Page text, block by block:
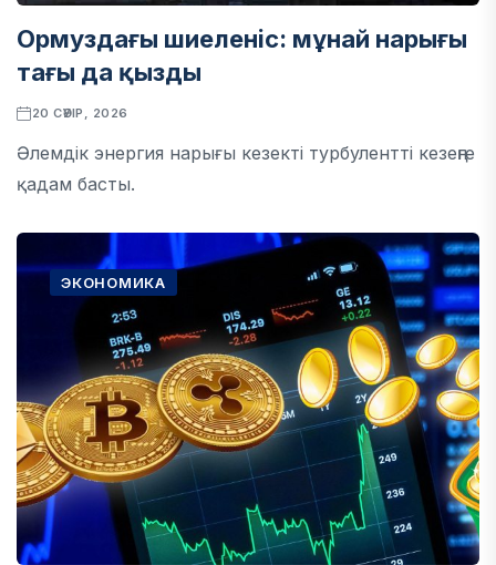
Ормуздағы шиеленіс: мұнай нарығы
тағы да қызды
20 СӘУІР, 2026
Әлемдік энергия нарығы кезекті турбулентті кезеңге
қадам басты.
ЭКОНОМИКА